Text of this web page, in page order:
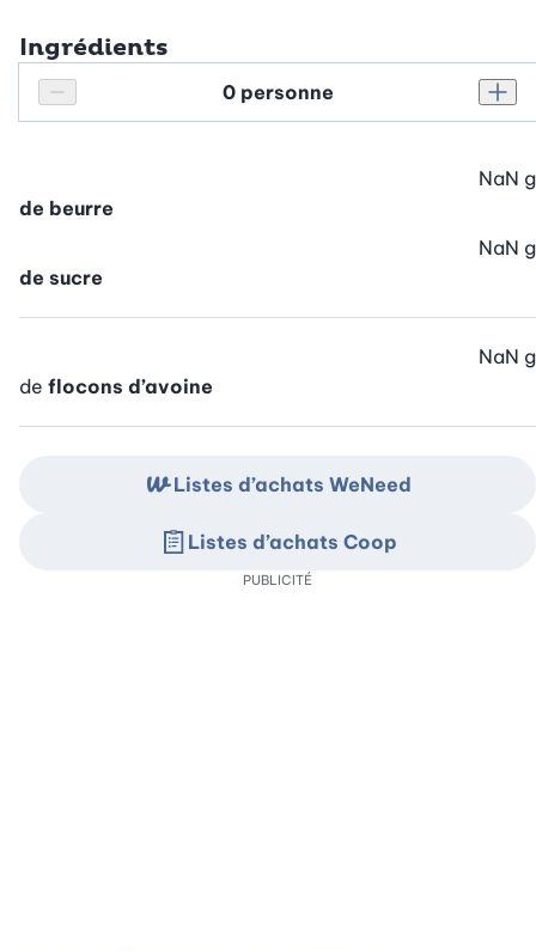
Ingrédients
Réduire le nombre de personnes
Personnes
de beurre
NaN g
de sucre
NaN g
de flocons d’avoine
NaN g
Listes d’achats WeNeed
Listes d’achats Coop
PUBLICITÉ